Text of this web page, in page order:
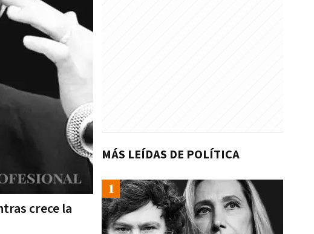
crece la
MÁS LEÍDAS DE POLÍTICA